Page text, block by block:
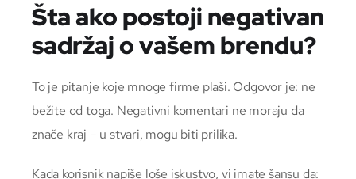
Šta ako postoji negativan
sadržaj o vašem brendu?
To je pitanje koje mnoge firme plaši. Odgovor je: ne
bežite od toga. Negativni komentari ne moraju da
znače kraj – u stvari, mogu biti prilika.
Kada korisnik napiše loše iskustvo, vi imate šansu da: